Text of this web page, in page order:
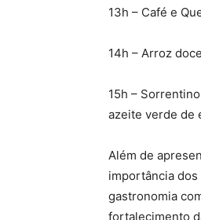
13h – Café e
14h – Arroz
15h –
azeite verde de
Além de
importância
gastronomia
fortalecimento